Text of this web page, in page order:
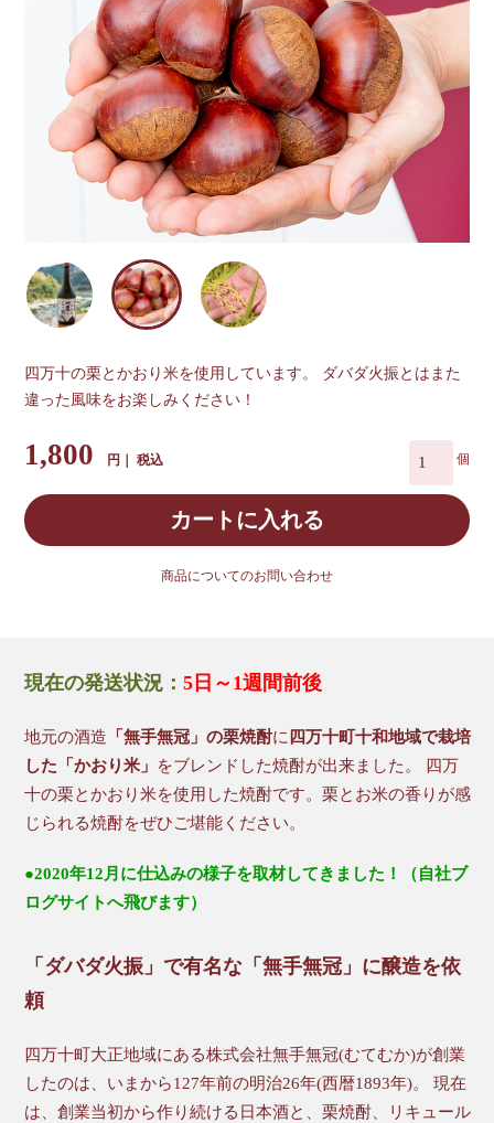
四万十の栗とかおり米を使用しています。 ダバダ火振とはまた
違った風味をお楽しみください！
1,800 税込
カートに入れる
商品についてのお問い合わせ
現在の発送状況： 5日～1週間前後
地元の酒造 「無手無冠」の栗焼酎に 四万十町十和地域で栽培
した「かおり米」
をブレンドした焼酎が出来ました。 四万
十の栗とかおり米を使用した焼酎です。栗とお米の香りが感
じられる焼酎をぜひご堪能ください。
●2020年12月に仕込みの様子を取材してきました！（自社ブ
ログサイトへ飛びます）
「ダバダ火振」で有名な「無手無冠」に醸造を依
頼
四万十町大正地域にある株式会社無手無冠(むてむか)が創業
したのは、いまから127年前の明治26年(西暦1893年)。 現在
は、創業当初から作り続ける日本酒と、栗焼酎、リキュール